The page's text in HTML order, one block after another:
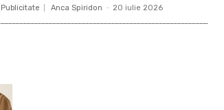
Publicitate Anca Spiridon - 20 iulie 2026